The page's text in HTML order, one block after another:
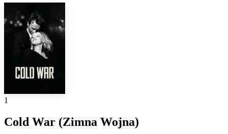
1
Cold War (Zimna Wojna)